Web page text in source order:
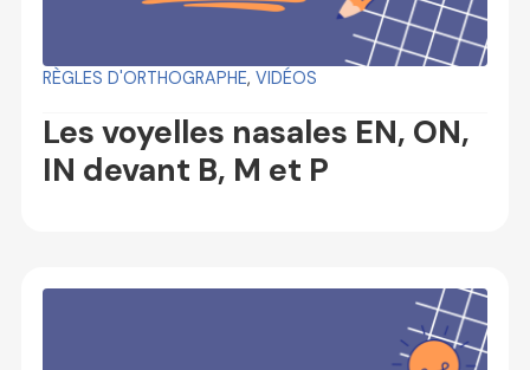
RÈGLES D'ORTHOGRAPHE, VIDÉOS
Les voyelles nasales EN, ON,
IN devant B, M et P